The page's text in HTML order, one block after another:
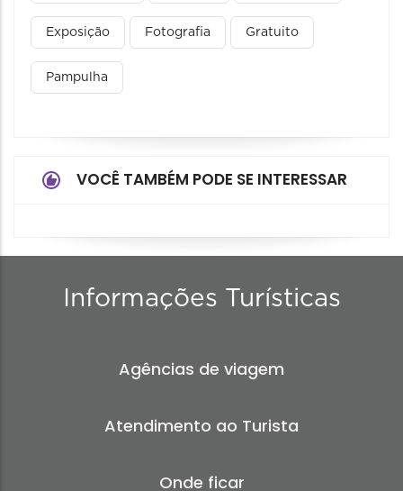
Exposição Fotografia Gratuito
Pampulha
VOCÊ TAMBÉM PODE SE INTERESSAR
Informações Turísticas
Agências de viagem
Atendimento ao Turista
Onde ficar